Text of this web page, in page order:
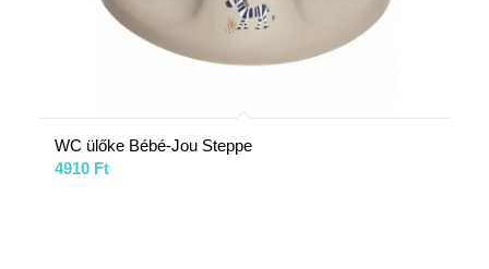
WC ülőke Bébé-Jou Steppe
4910 Ft